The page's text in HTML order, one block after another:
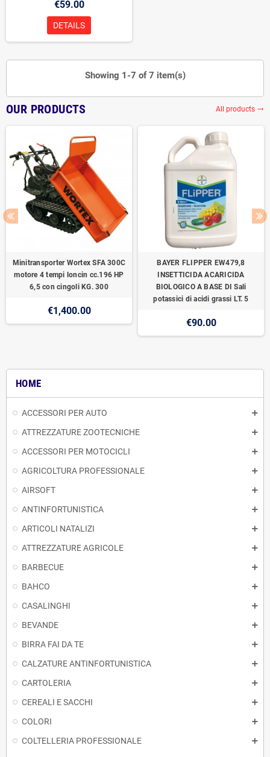
HOME
ACCESSORI PER AUTO
ATTREZZATURE ZOOTECNICHE
ACCESSORI PER MOTOCICLI
AGRICOLTURA PROFESSIONALE
AIRSOFT
ANTINFORTUNISTICA
ARTICOLI NATALIZI
ATTREZZATURE AGRICOLE
BARBECUE
BAHCO
CASALINGHI
BEVANDE
BIRRA FAI DA TE
CALZATURE ANTINFORTUNISTICA
CARTOLERIA
CEREALI E SACCHI
COLORI
COLTELLERIA PROFESSIONALE
€59.00
DETAILS
Showing 1-7 of 7 item(s)
OUR PRODUCTS All products trending_flat
Minitransporter Wortex SFA 300C
motore 4 tempi loncin cc.196 HP
6,5 con cingoli KG. 300
€1,400.00
BAYER FLIPPER EW479,8
INSETTICIDA ACARICIDA
BIOLOGICO A BASE DI Sali
potassici di acidi grassi LT. 5
€90.00